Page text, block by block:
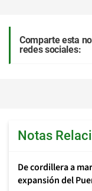
Comparte esta
redes sociales:
Notas
De cordillera a
expansión del